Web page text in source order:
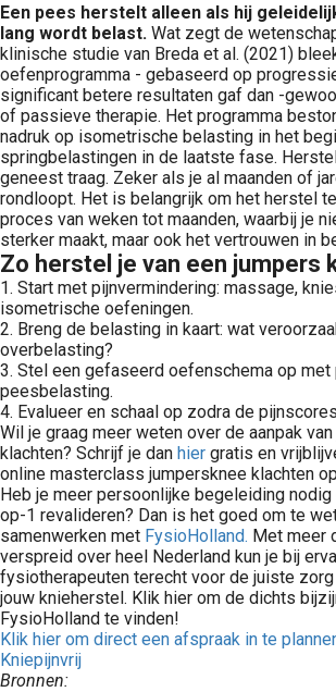
Een pees herstelt alleen als hij
lang wordt belast. Wat zegt de
klinische studie van Breda et al. (2021)
oefenprogramma - gebaseerd op
significant betere resultaten gaf dan -
of passieve therapie. Het programma
nadruk op isometrische belasting in het
springbelastingen in de laatste fase.
geneest traag. Zeker als je al maanden of
rondloopt. Het is belangrijk om het herstel
proces van weken tot maanden, waarbij je
sterker maakt, maar ook het vertrouwen in
Zo herstel je van een jumpers
1. Start met pijnvermindering: massage,
isometrische oefeningen.
2. Breng de belasting in kaart: wat
overbelasting?
3. Stel een gefaseerd oefenschema op
peesbelasting.
4. Evalueer en schaal op zodra de
Wil je graag meer weten over de aanpak
klachten? Schrijf je dan hier gratis en
online masterclass jumpersknee klachten
Heb je meer persoonlijke begeleiding
op-1 revalideren? Dan is het goed om te
samenwerken met FysioHolland. Met meer
verspreid over heel Nederland kun je bij
fysiotherapeuten terecht voor de juiste
jouw knieherstel. Klik hier om de dichts
FysioHolland te vinden!
Klik hier om direct een afspraak in te
Kniepijnvrij
Bronnen: